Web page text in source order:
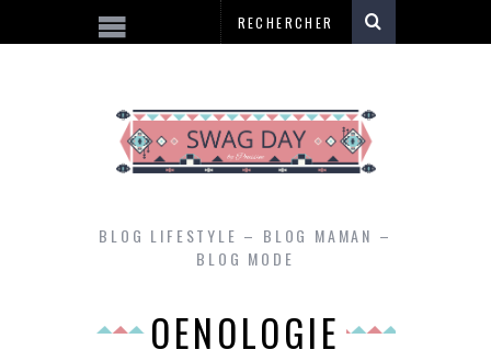
BLOG LIFESTYLE – BLOG MAMAN –
BLOG MODE
OENOLOGIE